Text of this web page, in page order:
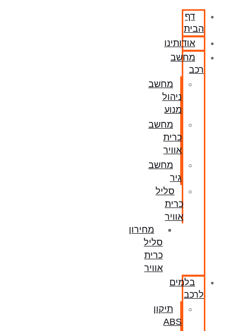
דף
הבית
אודותינו
מחשב
רכב
מחשב
ניהול
מנוע
מחשב
כרית
אוויר
מחשב
גיר
סליל
כרית
אוויר
מחירון
סליל
כרית
אוויר
בלמים
לרכב
תיקון
ABS